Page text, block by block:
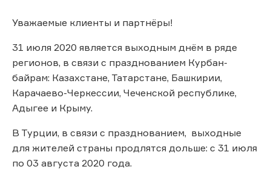
Уважаемые клиенты и партнёры!
31 июля 2020 является выходным днём в ряде
регионов, в связи с празднованием Курбан-
байрам: Казахстане, Татарстане, Башкирии,
Карачаево-Черкессии, Чеченской республике,
Адыгее и Крыму.
В Турции, в связи с празднованием, выходные
для жителей страны продлятся дольше: с 31 июля
по 03 августа 2020 года.